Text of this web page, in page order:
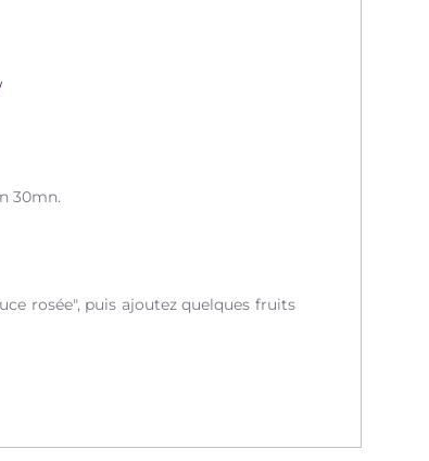
30mn.
rosée", puis ajoutez quelques fruits